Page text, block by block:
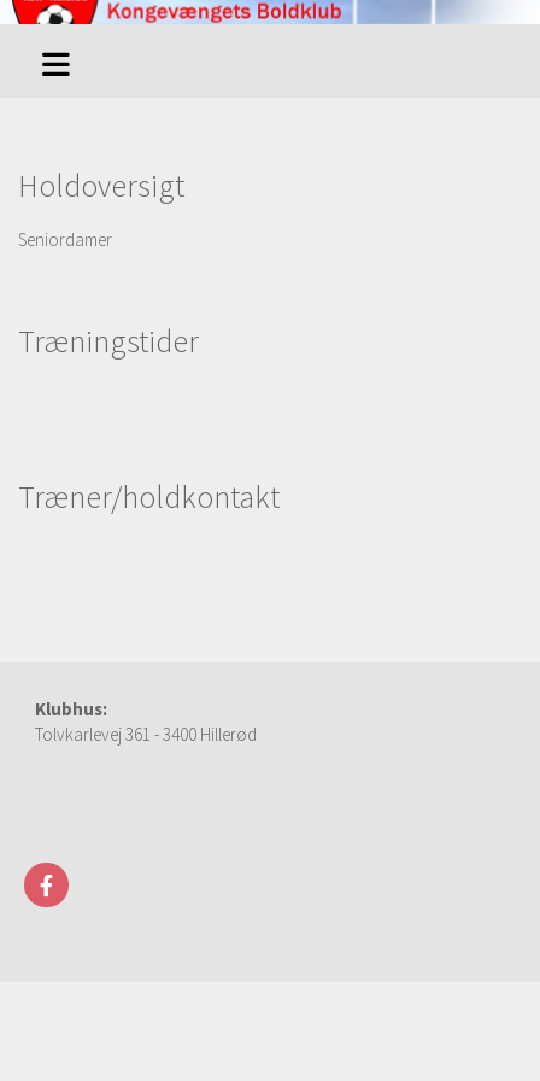
Holdoversigt
Seniordamer
Træningstider
Træner/holdkontakt
Klubhus:
Tolvkarlevej 361 - 3400 Hillerød